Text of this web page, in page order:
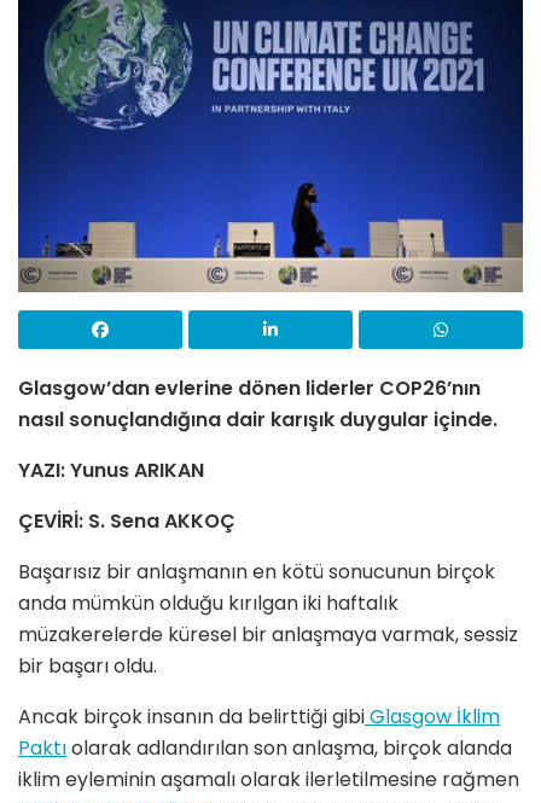
Glasgow’dan evlerine dönen liderler COP26’nın
nasıl sonuçlandığına dair karışık duygular içinde.
YAZI: Yunus ARIKAN
ÇEVİRİ: S. Sena AKKOÇ
Başarısız bir anlaşmanın en kötü sonucunun birçok
anda mümkün olduğu kırılgan iki haftalık
müzakerelerde küresel bir anlaşmaya varmak, sessiz
bir başarı oldu.
Ancak birçok insanın da belirttiği gibiGlasgow İklim
Paktıolarak adlandırılan son anlaşma, birçok alanda
iklim eyleminin aşamalı olarak ilerletilmesine rağmen